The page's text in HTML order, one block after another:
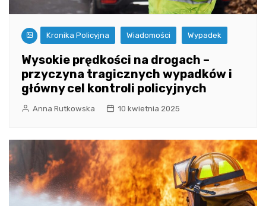
Kronika Policyjna Wiadomości Wypadek
Wysokie prędkości na drogach –
przyczyna tragicznych wypadków i
główny cel kontroli policyjnych
Anna Rutkowska 10 kwietnia 2025